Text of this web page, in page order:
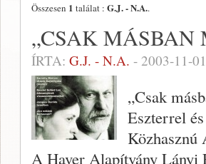
Összesen 1 találat : G.J. - N.A..
„CSAK
ÍRTA: G.J. - N.A. - 2003-11-01
„Csak
Eszterrel
Közhasznú
A Haver Alapítvány Lányi